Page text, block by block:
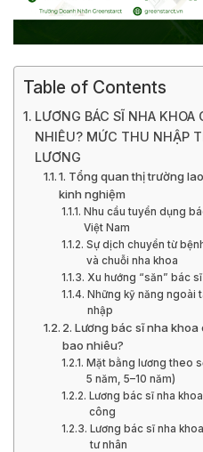
Table of Contents
LƯƠNG BÁC SĨ NHA KHOA
NHIÊU? MỨC THU NHẬP
LƯƠNG
1. Tổng quan thị trường
kinh nghiệm
Nhu cầu tuyển dụng
Việt Nam
Sự dịch chuyển từ
và chuỗi nha khoa
Xu hướng “săn” bác
Những kỹ năng ngoài
nhập
2. Lương bác sĩ nha
bao nhiêu?
Mặt bằng lương theo
5 năm, 5–10 năm)
Lương bác sĩ nha
công
Lương bác sĩ nha
tư nhân